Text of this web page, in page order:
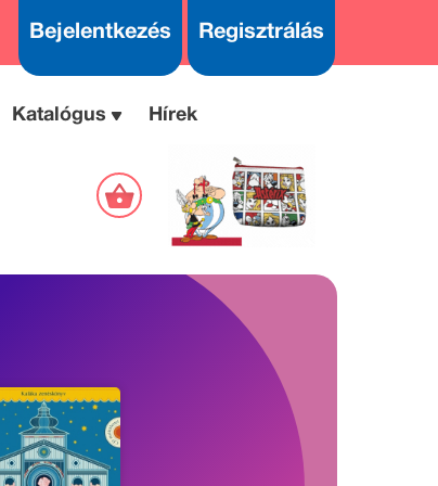
Bejelentkezés Regisztrálás
Katalógus Hírek